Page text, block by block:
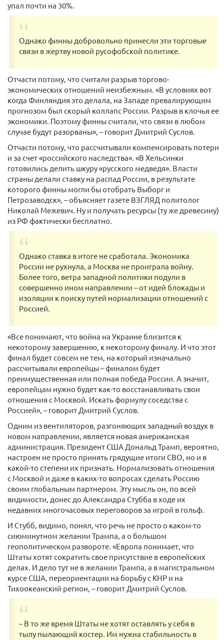
упал почти на 30%.
Однако финны добровольно принесли эти торговые
связи в жертву новой русофобской политике.
Отчасти потому, что считали разрыв торгово-
экономических отношений неизбежным. «В условиях вот
когда Финляндия это делала, на Западе превалирующим
прогнозом был скорый коллапс России. Разрыв в клочья ее
экономики. Поэтому финны считали, что связи в любом
случае будут разорваны», – говорит Дмитрий Суслов.
Отчасти потому, что рассчитывали компенсировать потери
и за счет «российского наследства». «В Хельсинки
готовились делить шкуру «русского медведя». Власти
страны делали ставку на распад России, в результате
которого финны могли бы отобрать Выборг и
Петрозаводск», – объясняет газете ВЗГЛЯД политолог
Николай Межевич. Ну и получать ресурсы (ту же древесину)
из РФ фактически бесплатно.
Однако ставка в итоге не сработала. Экономика
России не рухнула, а Москва не проиграла войну.
Более того, ветра западной политики подули в
совершенно ином направлении – от идей блокады и
изоляции к поиску путей нормализации отношений с
Россией.
«Все понимают, что война на Украине близится к
некоторому завершению, к некоторому финалу. И что этот
финал будет совсем не тем, на который изначально
рассчитывали европейцы – финалом будет
преимущественная или полная победа России. А значит,
европейцам нужно будет как-то восстанавливать свои
отношения с Москвой. Искать формулу соседства с
Россией», – говорит Дмитрий Суслов.
Одним из вентиляторов, разгоняющих западный воздух в
новом направлении, является новая американская
администрация. Президент США Дональд Трамп, вероятно,
настроен не просто принять грядущие итоги СВО, но и в
какой-то степени их признать. Нормализовать отношения
с Москвой и даже в каких-то вопросах сделать Россию
своим глобальным партнером. Эту мысль он, по всей
видимости, донес до Александра Стубба в ходе их
недавних многочасовых переговоров за игрой в гольф.
И Стубб, видимо, понял, что речь не просто о каком-то
сиюминутном желании Трампа, а о большом
геополитическом развороте. «Европа понимает, что
Штаты хотят сократить свое присутствие в европейских
делах. И дело тут не в желании Трампа, а в магистральном
курсе США, переориентации на борьбу с КНР и на
Тихоокеанский регион, – говорит Дмитрий Суслов.
– В то же время Штаты не хотят оставлять у себя в
тылу пылающий костер. Им нужна стабильность в